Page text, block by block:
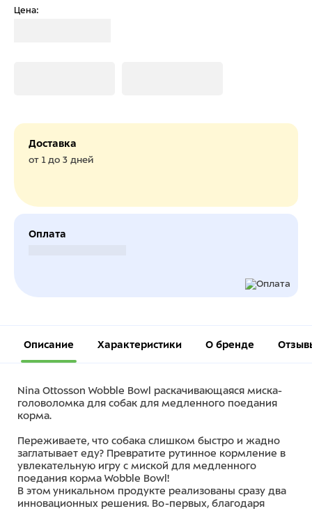
Цена:
Доставка
от 1 до 3 дней
Оплата
Описание Характеристики О бренде
Nina Ottosson Wobble Bowl раскачивающаяся миска-
головоломка для собак для медленного поедания
корма.
Переживаете, что собака слишком быстро и жадно
заглатывает еду? Превратите рутинное кормление в
увлекательную игру с миской для медленного
поедания корма Wobble Bowl!
В этом уникальном продукте реализованы сразу два
инновационных решения. Во-первых, благодаря